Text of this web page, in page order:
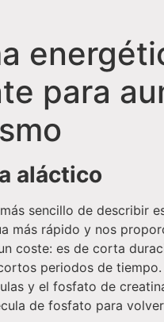
para
aláctico
sencillo de describir
más rápido y nos
coste: es de corta
periodos de
y el fosfato de
de fosfato para